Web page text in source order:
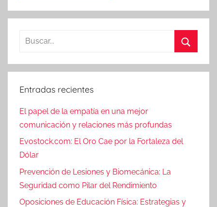
Entradas recientes
El papel de la empatía en una mejor
comunicación y relaciones más profundas
Evostock.com: El Oro Cae por la Fortaleza del
Dólar
Prevención de Lesiones y Biomecánica: La
Seguridad como Pilar del Rendimiento
Oposiciones de Educación Física: Estrategias y